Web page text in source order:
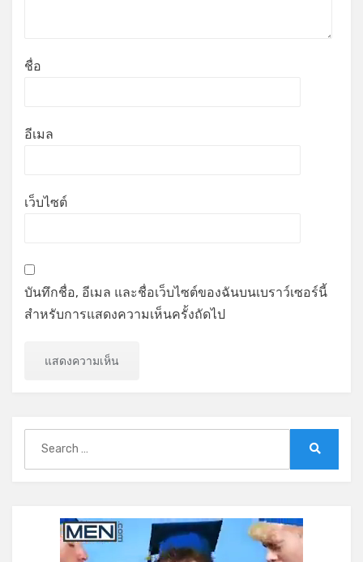
ชื่อ
อีเมล
เว็บไซต์
บันทึกชื่อ, อีเมล และชื่อเว็บไซต์ของฉันบนเบราว์เซอร์นี้
สำหรับการแสดงความเห็นครั้งถัดไป
for: